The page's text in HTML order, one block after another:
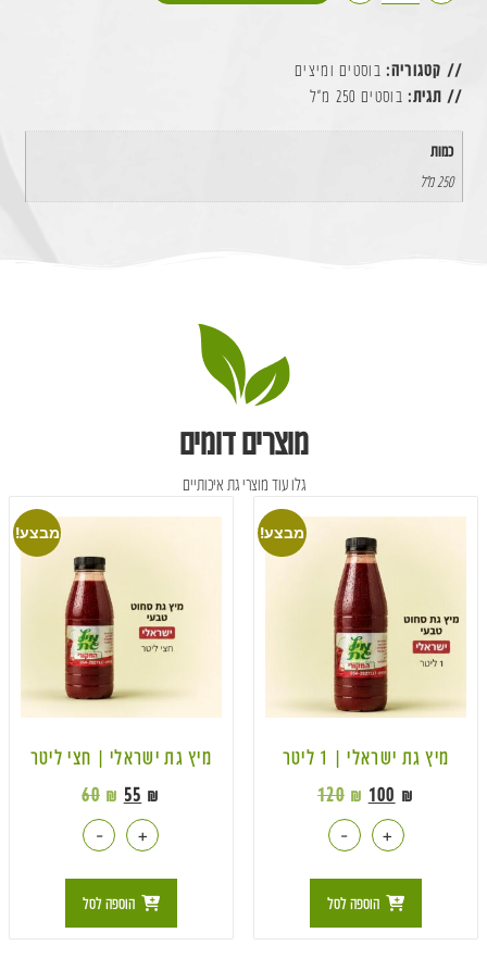
// קטגוריה: בוסטים ומיצים
// תגית: בוסטים 250 מ״ל
כמות
250 מ״ל
מוצרים דומים
גלו עוד מוצרי גת איכותיים
מבצע!
מיץ גת ישראלי | 1 ליטר
120 ₪ 100 ₪
- +
הוספה לסל
מבצע!
מיץ גת ישראלי | חצי ליטר
60 ₪ 55 ₪
- +
הוספה לסל